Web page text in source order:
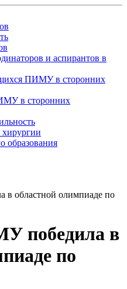
и аспирантов в
ПИМУ в сторонних
в сторонних
образования
областной олимпиаде по
победила в
по